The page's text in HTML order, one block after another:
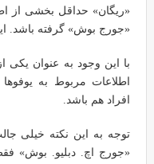
«ریگان» حداقل بخشی از
«جورج بوش» گرفته باشد.
با این وجود به عنوان یکی
اطلاعات مربوط به
افراد هم باشد.
توجه به این نکته خیلی
«جورج اچ. دبلیو. بوش»